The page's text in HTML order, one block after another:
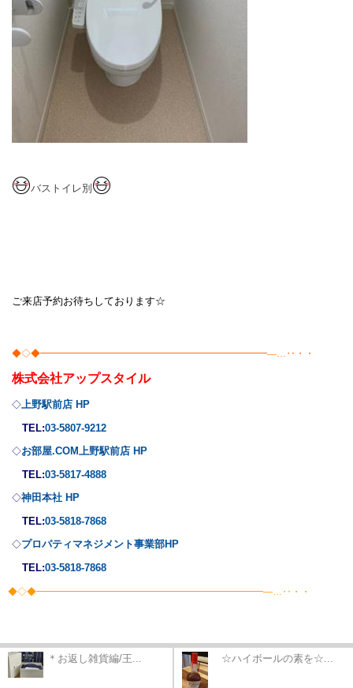
バストイレ別
ご来店予約お待ちしております☆
◆◇◆━━━━━━━━━━━━━━━━━━━━━━━━―…‥・・
株式会社アップスタイル
◇ 上野駅前店 HP
TEL:03-5807-9212
◇お部屋.COM上野駅前店 HP
TEL:03-5817-4888
◇神田本社 HP
TEL:03-5818-7868
◇プロパティマネジメント事業部HP
TEL:03-5818-7868
◆◇◆━━━━━━━━━━━━━━━━━━━━━━━━―…‥・・
＊お返し雑貨編/王... ☆ハイボールの素を☆...